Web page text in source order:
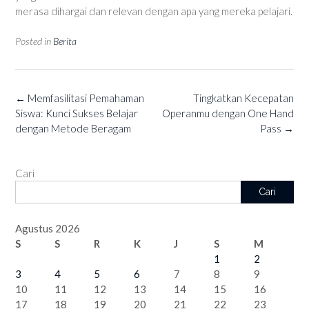
merasa dihargai dan relevan dengan apa yang mereka pelajari.
Posted in Berita
Post
navigation
Tingkatkan Kecepatan
Operanmu dengan One Hand
Pass →
← Memfasilitasi Pemahaman
Siswa: Kunci Sukses Belajar
dengan Metode Beragam
Cari
Cari
Agustus 2026
S
S R K J S
M
1
2
3
4 5 6 7 8
9
10
11 12 13 14 15
16
17
18 19 20 21 22 23